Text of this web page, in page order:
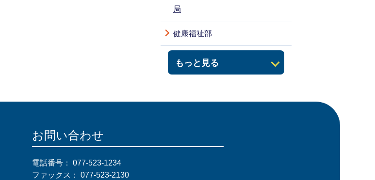
もっと見る
局
健康福祉部
お問い合わせ
電話番号： 077-523-1234
ファックス： 077-523-2130